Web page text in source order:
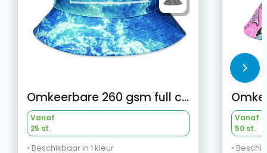
Omkeerbare 260 gsm full colour bucket hat
Vanaf
25 st.
• Beschikbaar in 1 kleur
Vanaf
50 st.
•